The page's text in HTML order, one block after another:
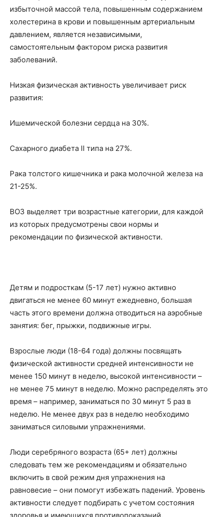
избыточной массой тела, повышенным содержанием
холестерина в крови и повышенным артериальным
давлением, является независимыми,
самостоятельным фактором риска развития
заболеваний.
Низкая физическая активность увеличивает риск
развития:
Ишемической болезни сердца на 30%.
Сахарного диабета II типа на 27%.
Рака толстого кишечника и рака молочной железа на
21-25%.
ВОЗ выделяет три возрастные категории, для каждой
из которых предусмотрены свои нормы и
рекомендации по физической активности.
Детям и подросткам (5-17 лет) нужно активно
двигаться не менее 60 минут ежедневно, большая
часть этого времени должна отводиться на аэробные
занятия: бег, прыжки, подвижные игры.
Взрослые люди (18-64 года) должны посвящать
физической активности средней интенсивности не
менее 150 минут в неделю, высокой интенсивности –
не менее 75 минут в неделю. Можно распределять это
время – например, заниматься по 30 минут 5 раз в
неделю. Не менее двух раз в неделю необходимо
заниматься силовыми упражнениями.
Люди серебряного возраста (65+ лет) должны
следовать тем же рекомендациям и обязательно
включить в свой режим дня упражнения на
равновесие – они помогут избежать падений. Уровень
активности следует подбирать с учетом состояния